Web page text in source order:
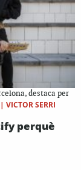
destaca per
| VICTOR SERRI
perquè